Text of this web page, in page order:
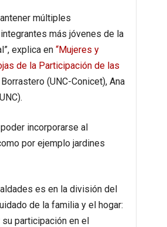
múltiples
más jóvenes de la
explica en “Mujeres y
de la Participación de las
(UNC-Conicet), Ana
incorporarse al
por ejemplo jardines
es en la división del
de la familia y el hogar:
participación en el